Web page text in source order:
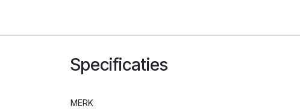
Specificaties
MERK